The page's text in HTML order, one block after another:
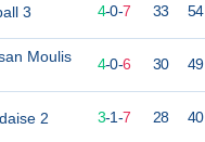
3
Moulis
2
12 4-0-7 33 54
11 11 4-0-6 30 49
10 3-1-7 28 40